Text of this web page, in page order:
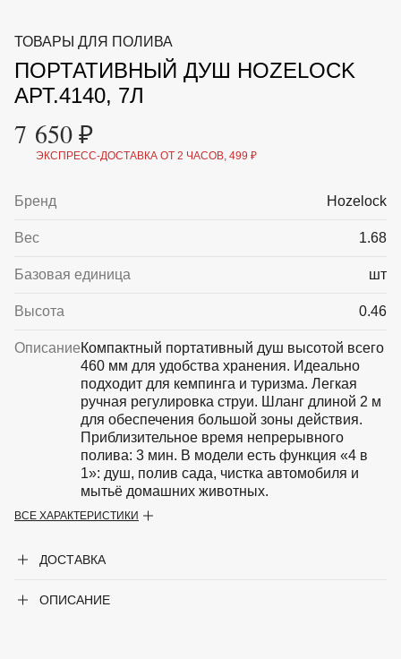
МАЛАЯ МЕХАНИЗАЦИЯ
ОТПУГИВАТЕЛИ ОТ ПТИЦ, НАСЕКОМЫХ И
ГРЫЗУНОВ
САДОВАЯ ОДЕЖДА И ОБУВЬ
САДОВЫЙ ИНСТРУМЕНТ
СРЕДСТВА ЗАЩИТЫ РАСТЕНИЙ И УДОБРЕНИЯ
ТОВАРЫ ДЛЯ БАНЬ И САУН
ТОВАРЫ И АПТЕКА ДЛЯ ПРУДА
Sale Новинки
УХОД
+7 (495) 197 87
87
ТОВАРЫ ДЛЯ ПОЛИВА
ПОРТАТИВНЫЙ ДУШ HOZELOCK
АРТ.4140, 7Л
7 650 ₽
ЭКСПРЕСС-ДОСТАВКА ОТ 2 ЧАСОВ, 499 ₽
Бренд Hozelock
Вес 1.68
Базовая единица шт
Высота 0.46
ОписаниеКомпактный портативный душ высотой всего
460 мм для удобства хранения. Идеально
подходит для кемпинга и туризма. Легкая
ручная регулировка струи. Шланг длиной 2 м
для обеспечения большой зоны действия.
Приблизительное время непрерывного
полива: 3 мин. В модели есть функция «4 в
1»: душ, полив сада, чистка автомобиля и
мытьё домашних животных.
ВСЕ ХАРАКТЕРИСТИКИ
ДОСТАВКА
ОПИСАНИЕ